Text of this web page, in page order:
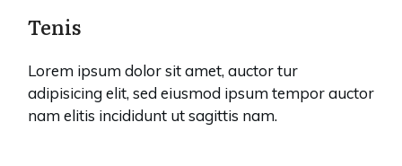
Tenis
Lorem ipsum dolor sit amet, auctor tur
adipisicing elit, sed eiusmod ipsum tempor auctor
nam elitis incididunt ut sagittis nam.